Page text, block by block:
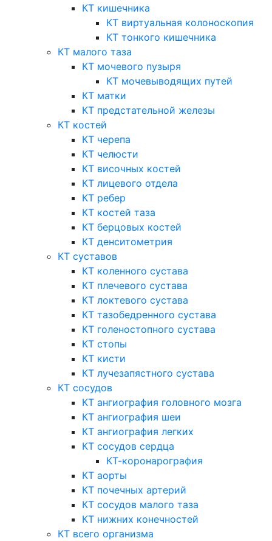
КТ кишечника
КТ виртуальная колоноскопия
КТ тонкого кишечника
КТ малого таза
КТ мочевого пузыря
КТ мочевыводящих путей
КТ матки
КТ предстательной железы
КТ костей
КТ черепа
КТ челюсти
КТ височных костей
КТ лицевого отдела
КТ ребер
КТ костей таза
КТ берцовых костей
КТ денситометрия
КТ суставов
КТ коленного сустава
КТ плечевого сустава
КТ локтевого сустава
КТ тазобедренного сустава
КТ голеностопного сустава
КТ стопы
КТ кисти
КТ лучезапястного сустава
КТ сосудов
КТ ангиография головного мозга
КТ ангиография шеи
КТ ангиография легких
КТ сосудов сердца
КТ-коронарография
КТ аорты
КТ почечных артерий
КТ сосудов малого таза
КТ нижних конечностей
КТ всего организма